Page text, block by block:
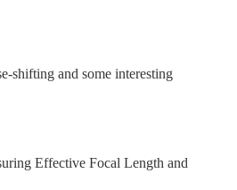
shifting and some interesting
Effective Focal Length and